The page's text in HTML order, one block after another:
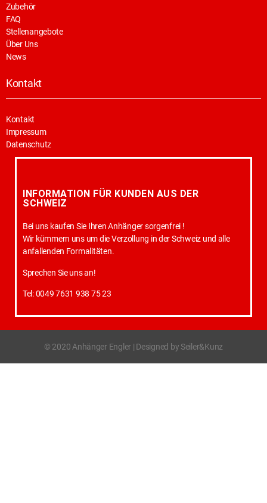
Zubehör
FAQ
Stellenangebote
Über Uns
News
Kontakt
Kontakt
Impressum
Datenschutz
INFORMATION FÜR KUNDEN AUS DER
SCHWEIZ
Bei uns kaufen Sie Ihren Anhänger sorgenfrei !
Wir kümmern uns um die Verzollung in der Schweiz und alle
anfallenden Formalitäten.
Sprechen Sie uns an!
Tel: 0049 7631 938 75 23
© 2020 Anhänger Engler | Designed by Seiler&Kunz